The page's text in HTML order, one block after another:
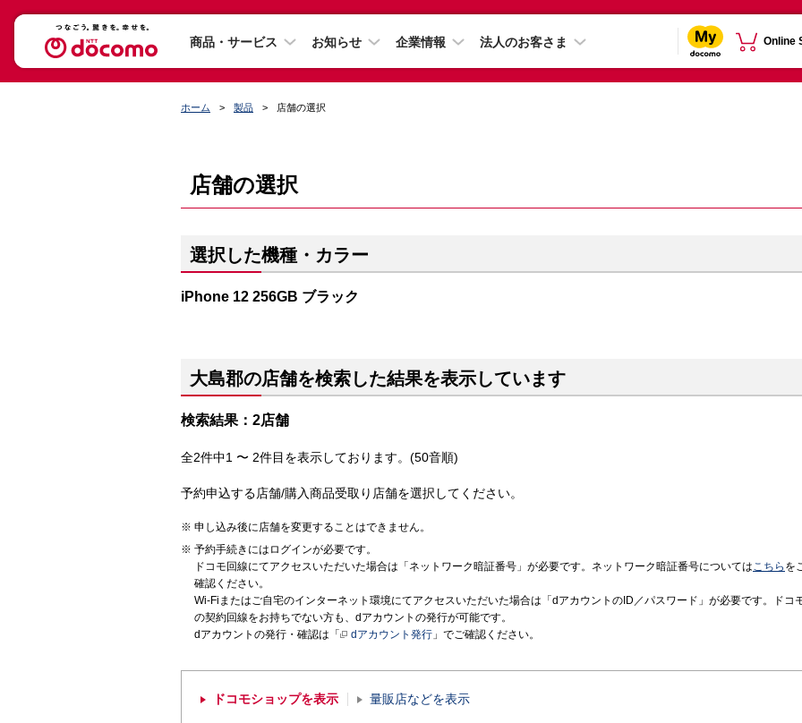
商品・サービス お知らせ 企業情報 法人のお客さま Online
ホーム 製品 店舗の選択
店舗の選択
選択した機種・カラー
iPhone 12 256GB ブラック
大島郡の店舗を検索した結果を表示しています
検索結果：2店舗
全2件中1 〜 2件目を表示しております。(50音順)
予約申込する店舗/購入商品受取り店舗を選択してください。
申し込み後に店舗を変更することはできません。
予約手続きにはログインが必要です。
ドコモ回線にてアクセスいただいた場合は「ネットワーク暗証番号」が必要です。ネットワーク暗証番号についてはこちら を
確認ください。
Wi-Fiまたはご自宅のインターネット環境にてアクセスいただいた場合は「dアカウントのID／パスワード」が必要です。ドコ
の契約回線をお持ちでない方も、dアカウントの発行が可能です。
dアカウントの発行・確認は「
dアカウント発行 」でご確認ください。
ドコモショップを表示 量販店などを表示